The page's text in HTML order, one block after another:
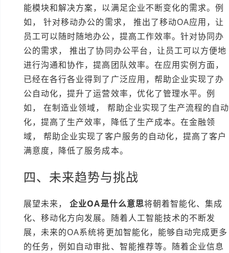
能模块和解决方案，以满足企业不断变化的需求。例
如， 针对移动办公的需求， 推出了移动OA应用，让
员工可以随时随地办公，提高工作效率。针对协同办
公的需求， 推出了协同办公平台，让员工可以方便地
进行沟通和协作，提高团队效率。在应用实例方面，
已经在各行各业得到了广泛应用，帮助企业实现了办
公自动化，提升了运营效率，优化了管理水平。例
如， 在制造业领域， 帮助企业实现了生产流程的自动
化，提高了生产效率，降低了生产成本。在金融领
域， 帮助企业实现了客户服务的自动化，提高了客户
满意度，降低了服务成本。
四、未来趋势与挑战
展望未来，企业OA是什么意思将朝着智能化、集成
化、移动化方向发展。随着人工智能技术的不断发
展，未来的OA系统将更加智能化，能够自动完成更多
的任务，例如自动审批、智能推荐等。随着企业信息